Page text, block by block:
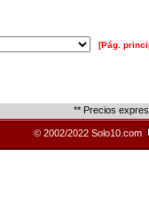
[Pág.
** Precios
© 2002/2022 Solo10.com